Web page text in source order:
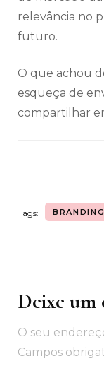
relevância no
futuro.
O que achou
esqueça de
compartilhar
Tags: BRANDING
Navegação
post
Deixe um
O seu
Campos